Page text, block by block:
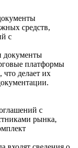
средств,
с
документы
платформы
делает их
с
рынка,